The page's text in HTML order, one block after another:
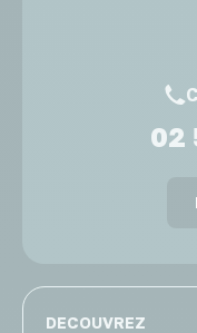
02
DECOUVREZ